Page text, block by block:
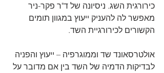
כירורגית השג. ניסיונה של ד"ר פקר-ניר
מאפשר לה להעניק ייעוץ במגוון תומים
הקשורים לכירורגיית השד.
אולטרסאונד שד וממוגרפיה – ייעוץ והפניה
לבדיקות הדמיה של השד בין אם מדובר על